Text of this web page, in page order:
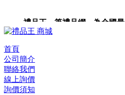
禮品王 筆禮品網 為全國最
裝,禮品卡,企業禮品,禮品小物
首頁
公司簡介
聯絡我們
線上詢價
詢價須知